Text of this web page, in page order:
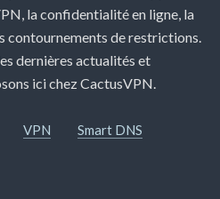
la confidentialité en ligne, la
contournements de restrictions.
dernières actualités et
ici chez CactusVPN.
VPN
Smart DNS